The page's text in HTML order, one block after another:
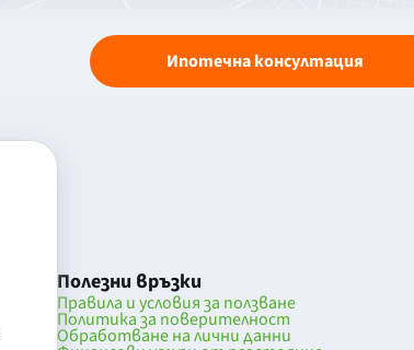
Ипотечна консултация
Полезни връзки
Правила и условия за ползване
Политика за поверителност
Обработване на лични данни